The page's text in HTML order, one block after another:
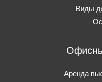
Виды
Аренда